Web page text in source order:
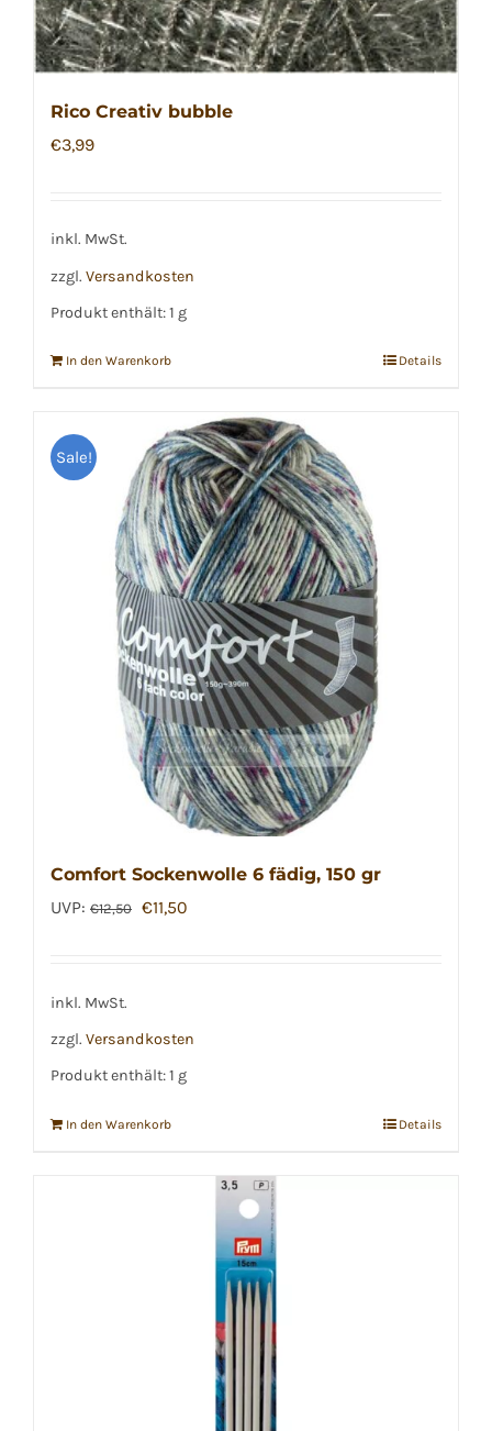
Rico Creativ bubble
€3,99
inkl. MwSt.
zzgl. Versandkosten
Produkt enthält: 1 g
In den Warenkorb Details
Sale!
Comfort Sockenwolle 6 fädig, 150 gr
UVP: €12,50 Ursprünglicher
€11,50
inkl. MwSt.
zzgl. Versandkosten
Produkt enthält: 1 g
In den Warenkorb Details